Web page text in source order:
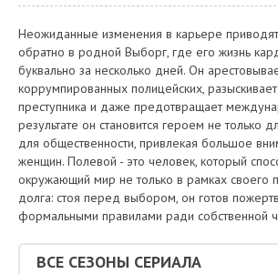
Неожиданные изменения в карьере
обратно в родной Выборг, где его жизнь
буквально за несколько дней. Он
коррумпированных полицейских,
преступника и даже предотвращает
результате он становится героем не только
для общественности, привлекая большое
женщин. Полевой - это человек, который
окружающий мир не только в рамках своего
долга: стоя перед выбором, он готов
формальными правилами ради собственной
ВСЕ СЕЗОНЫ СЕРИАЛА